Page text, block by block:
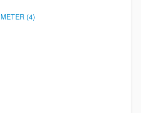
METER (4)